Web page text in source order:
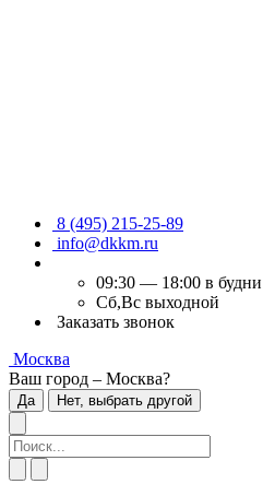
8 (495) 215-25-89
info@dkkm.ru
09:30 — 18:00 в будни
Сб,Вс выходной
Заказать звонок
Москва
Ваш город – Москва?
Да Нет, выбрать другой